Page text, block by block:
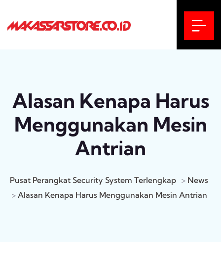
Alasan Kenapa Harus
Menggunakan Mesin
Antrian
Pusat Perangkat Security System Terlengkap > News
> Alasan Kenapa Harus Menggunakan Mesin Antrian